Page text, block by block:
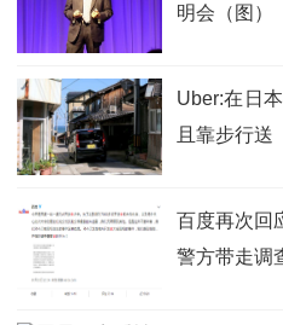
明会（图）
Uber:在日
且靠步行送
百度再次回
警方带走调